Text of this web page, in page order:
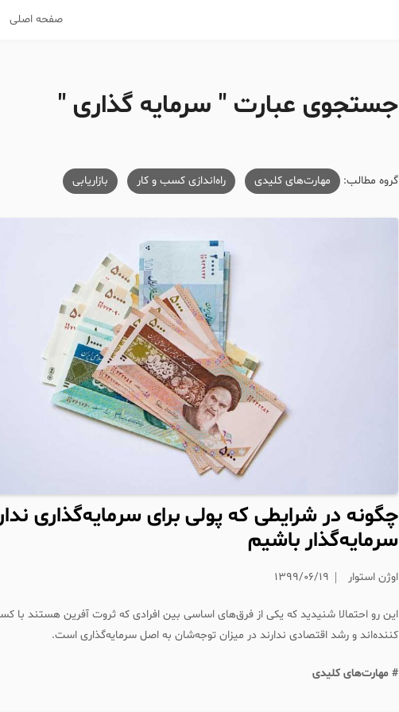
صفحه اصلی
جستجوی عبارت " سرمایه گذاری "
گروه مطالب: مهارت‌های کلیدی راه‌اندازی کسب و کار بازاریابی
چگونه در شرایطی که پولی برای سرمایه‌گذاری
سرمایه‌گذار باشیم
اوژن استوار ۱۳۹۹/۰۶/۱۹
این رو احتمالا شنیدید که یکی از فرق‌های اساسی بین افرادی که ثروت آفرین هستند با
کننده‌اند و رشد اقتصادی ندارند در میزان توجه‌شان به اصل سرمایه‌گذاری است.
# مهارت‌های کلیدی